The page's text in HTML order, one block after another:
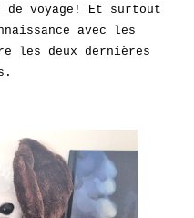
de voyage! Et surtout
avec les
les deux dernières